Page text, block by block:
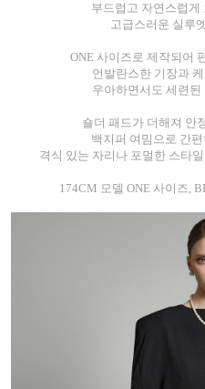
부드럽고 자연스럽게
고급스러운 실루
ONE 사이즈로 제작되어
언발란스한 기장과
우아하면서도 세련
숄더 패드가 더해져 안
백지퍼 여밈으로 간
격식 있는 자리나 포멀한 스타
174CM 모델 ONE 사이즈,